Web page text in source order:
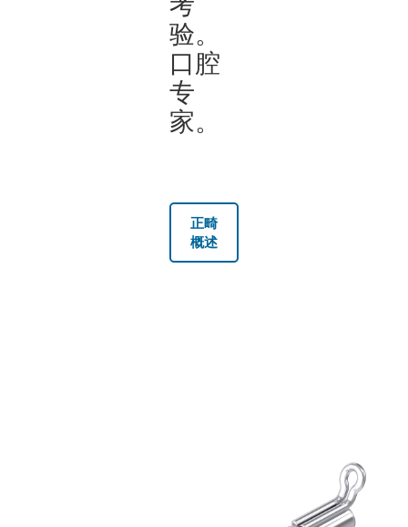
验。
口腔
专
家。
正畸
概述